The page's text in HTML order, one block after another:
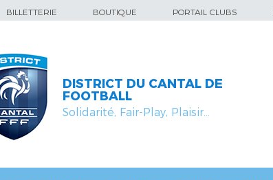
BILLETTERIE BOUTIQUE PORTAIL CLUBS
DISTRICT DU CANTAL DE
FOOTBALL
Solidarité, Fair-Play, Plaisir…